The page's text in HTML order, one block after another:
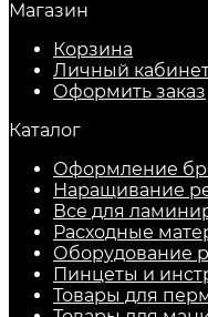
Магазин
Корзина
Личный
Оформить заказ
Каталог
Оформление
Наращивание
Все для
Расходные
Оборудование
Пинцеты и
Товары для